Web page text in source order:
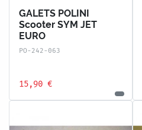
GALETS POLINI
Scooter SYM JET
EURO
PO-242-063
15,90 €